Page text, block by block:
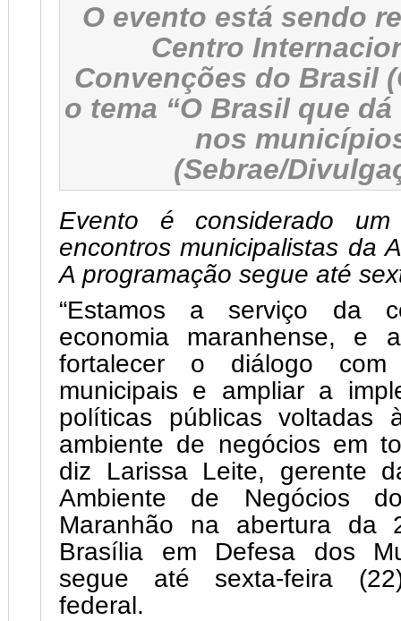
O evento está sendo
Centro
Convenções do Brasil
o tema “O Brasil que
nos
(Sebrae/
Evento é considerado
encontros municipalistas da
A programação segue até
“Estamos a serviço da
economia maranhense, e
fortalecer o diálogo
municipais e ampliar a
políticas públicas voltadas
ambiente de negócios em
diz Larissa Leite, gerente
Ambiente de Negócios
Maranhão na abertura da
Brasília em Defesa dos
segue até sexta-feira
federal.